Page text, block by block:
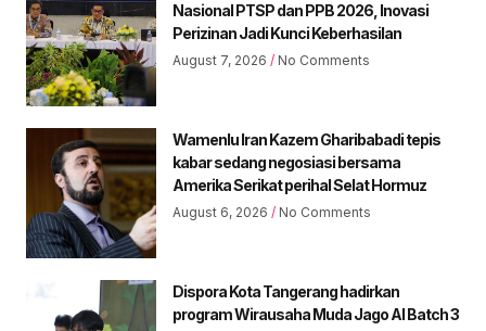
Nasional PTSP dan PPB 2026, Inovasi
Perizinan Jadi Kunci Keberhasilan
August 7, 2026 No Comments
Wamenlu Iran Kazem Gharibabadi tepis
kabar sedang negosiasi bersama
Amerika Serikat perihal Selat Hormuz
August 6, 2026 No Comments
Dispora Kota Tangerang hadirkan
program Wirausaha Muda Jago AI Batch 3